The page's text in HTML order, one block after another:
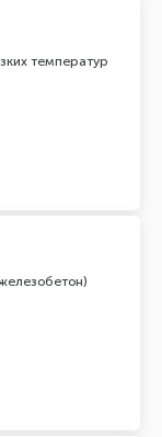
температур